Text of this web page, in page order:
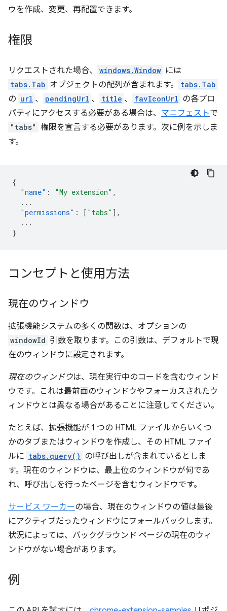
ウを作成、変更、再配置できます。
権限
リクエストされた場合、 windows.Window には
tabs.Tab オブジェクトの配列が含まれます。 tabs.Tab
の url 、 pendingUrl 、 title 、 favIconUrl の各プロ
パティにアクセスする必要がある場合は、 マニフェストで
"tabs" 権限を宣言する必要があります。次に例を示しま
す。
{
"name" : "My extension" ,
...
"permissions" : [ "tabs" ],
...
}
コンセプトと使用方法
現在のウィンドウ
拡張機能システムの多くの関数は、オプションの
windowId 引数を取ります。この引数は、デフォルトで現
在のウィンドウに設定されます。
現在のウィンドウは、現在実行中のコードを含むウィンド
ウです。これは最前面のウィンドウやフォーカスされたウ
ィンドウとは異なる場合があることに注意してください。
たとえば、拡張機能が 1 つの HTML ファイルからいくつ
かのタブまたはウィンドウを作成し、その HTML ファイ
ルに tabs.query() の呼び出しが含まれているとしま
す。現在のウィンドウは、最上位のウィンドウが何であ
れ、呼び出しを行ったページを含むウィンドウです。
サービス ワーカーの場合、現在のウィンドウの値は最後
にアクティブだったウィンドウにフォールバックします。
状況によっては、バックグラウンド ページの現在のウィ
ンドウがない場合があります。
例